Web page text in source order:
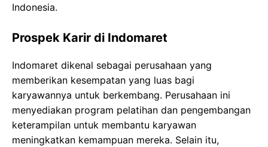
Indonesia.
Prospek Karir di Indomaret
Indomaret dikenal sebagai perusahaan yang
memberikan kesempatan yang luas bagi
karyawannya untuk berkembang. Perusahaan ini
menyediakan program pelatihan dan pengembangan
keterampilan untuk membantu karyawan
meningkatkan kemampuan mereka. Selain itu,